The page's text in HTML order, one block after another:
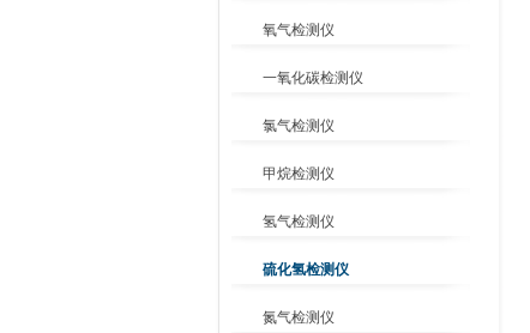
氧气检测仪
一氧化碳检测仪
氯气检测仪
甲烷检测仪
氢气检测仪
硫化氢检测仪
氮气检测仪